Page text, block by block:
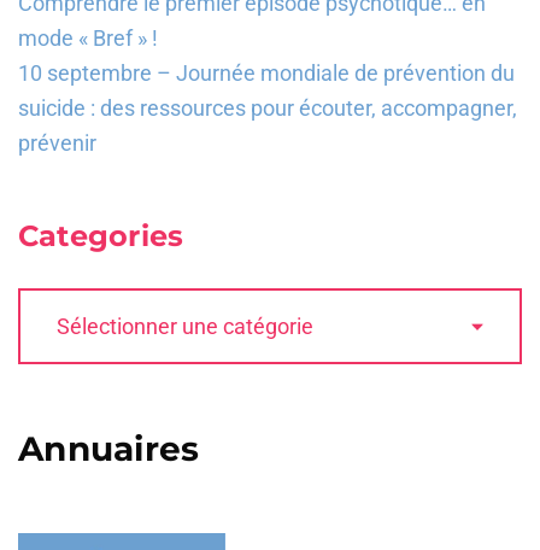
mode « Bref » !
10 septembre – Journée mondiale de prévention du
suicide : des ressources pour écouter, accompagner,
prévenir
Categories
Annuaires